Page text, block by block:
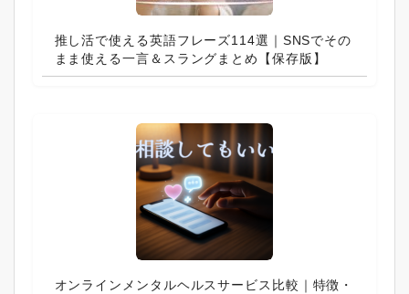
推し活で使える英語フレーズ114選｜SNSでその
まま使える一言＆スラングまとめ【保存版】
オンラインメンタルヘルスサービス比較｜特徴・